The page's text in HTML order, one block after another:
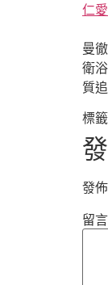
仁
曼
衛
質
標
發
留言